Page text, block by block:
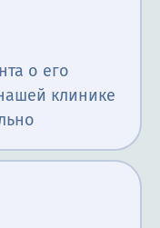
о его
клинике